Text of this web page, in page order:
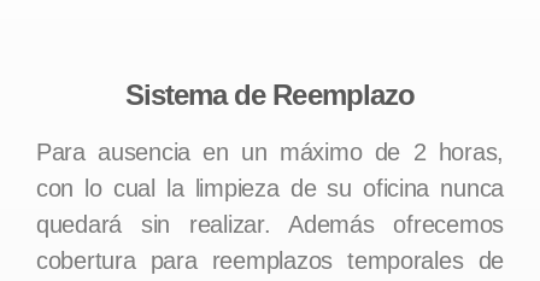
Sistema de Reemplazo
Para ausencia en un máximo de 2 horas,
con lo cual la limpieza de su oficina nunca
quedará sin realizar. Además ofrecemos
cobertura para reemplazos temporales de